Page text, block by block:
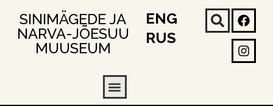
SINIMÄGEDE JA
NARVA-JÕESUU
MUUSEUM
ENG
RUS